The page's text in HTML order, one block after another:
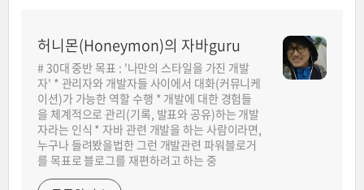
허니몬(Honeymon)의 자바guru
# 30대 중반 목표 : '나만의 스타일을 가진 개발
자' * 관리자와 개발자들 사이에서 대화(커뮤니케
이션)가 가능한 역할 수행 * 개발에 대한 경험들
을 체계적으로 관리(기록, 발표와 공유)하는 개발
자라는 인식 * 자바 관련 개발을 하는 사람이라면,
누구나 들려봤을법한 그런 개발관련 파워블로거
를 목표로 블로그를 재편하려고 하는 중